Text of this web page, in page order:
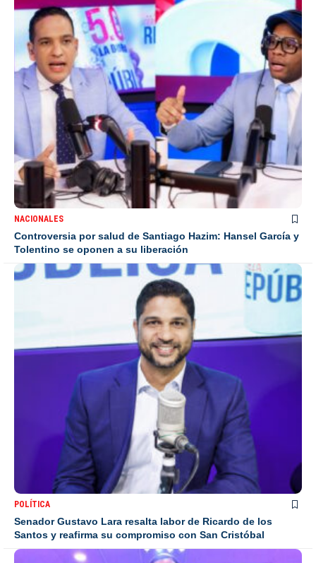
NACIONALES
Controversia por salud de Santiago Hazim: Hansel García y
Tolentino se oponen a su liberación
POLÍTICA
Senador Gustavo Lara resalta labor de Ricardo de los
Santos y reafirma su compromiso con San Cristóbal